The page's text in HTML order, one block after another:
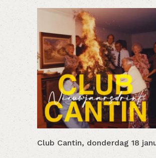
Club Cantin, donderdag 18